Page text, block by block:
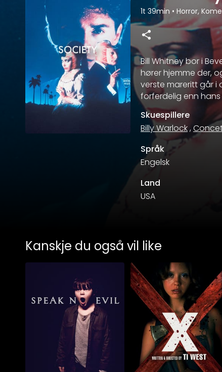
1t 39min • Horror,
Bill Whitney bor i
hører hjemme der,
verste mareritt går i
forferdelig enn
Skuespillere
Billy Warlock,
Språk
Engelsk
Land
USA
Kanskje du også vil like